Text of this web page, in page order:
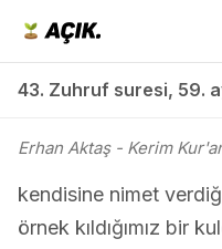
43. Zuhruf suresi, 59.
Erhan Aktaş- Kerim
kendisine nimet
örnek kıldığımız bir